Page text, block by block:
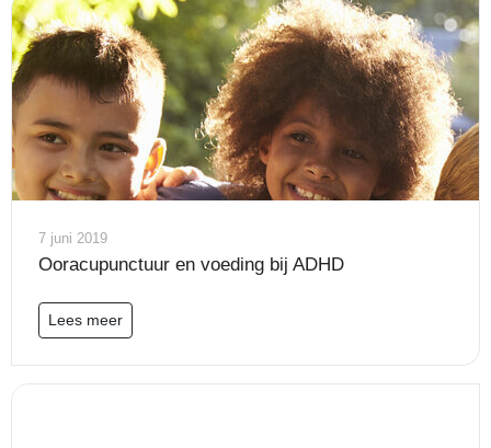
7 juni 2019
Ooracupunctuur en voeding bij ADHD
Lees meer